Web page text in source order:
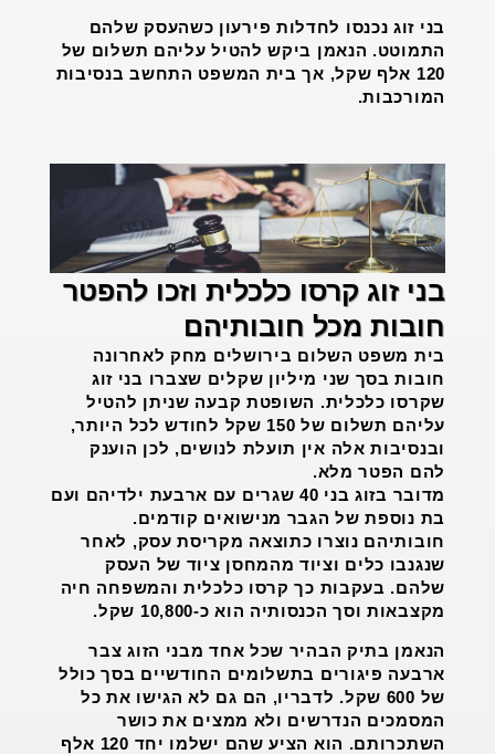
בני זוג נכנסו לחדלות פירעון כשהעסק שלהם
התמוטט. הנאמן ביקש להטיל עליהם תשלום של
120 אלף שקל, אך בית המשפט התחשב בנסיבות
המורכבות.
בני זוג קרסו כלכלית וזכו להפטר
חובות מכל חובותיהם
בית משפט השלום בירושלים מחק לאחרונה
חובות בסך שני מיליון שקלים שצברו בני זוג
שקרסו כלכלית. השופטת קבעה שניתן להטיל
עליהם תשלום של 150 שקל לחודש לכל היותר,
ובנסיבות אלה אין תועלת לנושים, לכן הוענק
להם הפטר מלא.
מדובר בזוג בני 40 שגרים עם ארבעת ילדיהם ועם
בת נוספת של הגבר מנישואים קודמים.
חובותיהם נוצרו כתוצאה מקריסת עסק, לאחר
שנגנבו כלים וציוד מהמחסן ציוד של העסק
שלהם. בעקבות כך קרסו כלכלית והמשפחה חיה
מקצבאות וסך הכנסותיה הוא כ-10,800 שקל.
הנאמן בתיק הבהיר שכל אחד מבני הזוג צבר
ארבעה פיגורים בתשלומים החודשיים בסך כולל
של 600 שקל. לדבריו, הם גם לא הגישו את כל
המסמכים הנדרשים ולא ממצים את כושר
השתכרותם. הוא הציע שהם ישלמו יחד 120 אלף